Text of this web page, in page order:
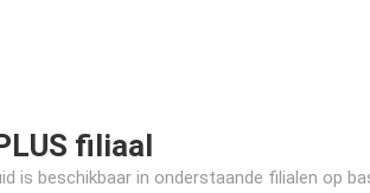
filiaal
is beschikbaar in onderstaande filialen op